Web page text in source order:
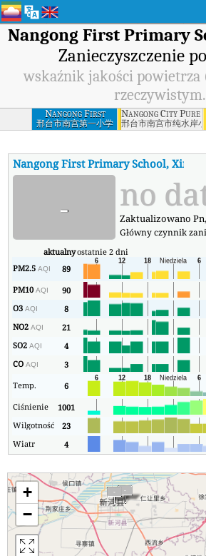
Nangong First Primary
Zanieczyszczenie
wskaźnik jakości powietrza
rzeczywistym.
Nangong First
Primary School,
Xingtai
邢台市南宫第一小学
Nangong City Pure
邢台市南宫市纯水岸
Nangong First Primary School, Xingtai
- no
Zaktualizowano
Główny czynnik
aktualnyostatnie 2 dni
PM2.5AQI 89
PM10AQI 90
O3AQI 8
NO2AQI 21
SO2AQI 4
COAQI 3
Temp.
6
Ciśnienie
1001
Wilgotność
23
Wiatr
4
+
−